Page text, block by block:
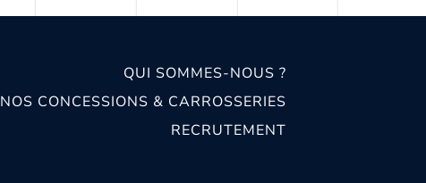
QUI SOMMES-NOUS ?
NOS CONCESSIONS & CARROSSERIES
RECRUTEMENT